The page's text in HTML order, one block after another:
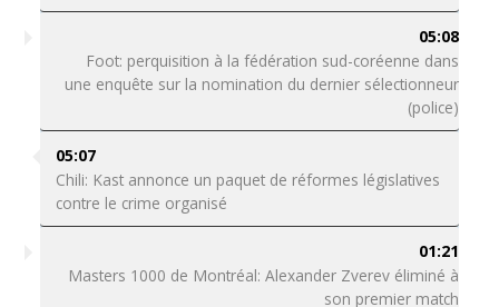
05:08
Foot: perquisition à la fédération sud-coréenne dans
une enquête sur la nomination du dernier sélectionneur
(police)
05:07
Chili: Kast annonce un paquet de réformes législatives
contre le crime organisé
01:21
Masters 1000 de Montréal: Alexander Zverev éliminé à
son premier match